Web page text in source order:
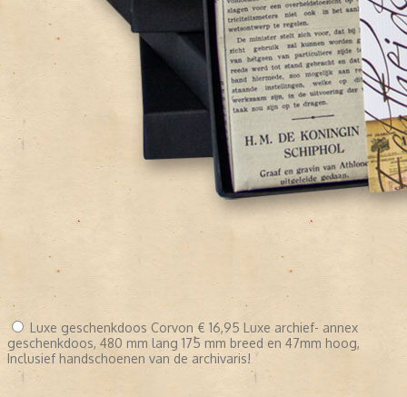
Luxe geschenkdoos Corvon € 16,95 Luxe archief- annex
geschenkdoos, 480 mm lang 175 mm breed en 47mm hoog,
Inclusief handschoenen van de archivaris!